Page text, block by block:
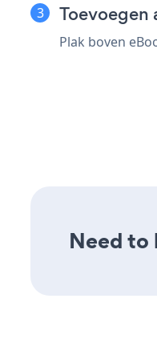
Plak boven
Need to